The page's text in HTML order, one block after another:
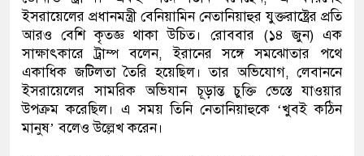
ইসরায়েলের প্রধানমন্ত্রী বেনিয়ামিন নেতানিয়াহুর যুক্তরাষ্ট্রের প্রতি
আরও বেশি কৃতজ্ঞ থাকা উচিত। রোববার (১৪ জুন) এক
সাক্ষাৎকারে ট্রাম্প বলেন, ইরানের সঙ্গে সমঝোতার পথে
একাধিক জটিলতা তৈরি হয়েছিল। তার অভিযোগ, লেবাননে
ইসরায়েলের সামরিক অভিযান চূড়ান্ত চুক্তি ভেস্তে যাওয়ার
উপক্রম করেছিল। এ সময় তিনি নেতানিয়াহুকে ‘খুবই কঠিন
মানুষ’ বলেও উল্লেখ করেন।